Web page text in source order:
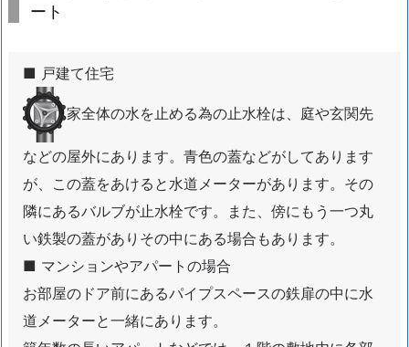
ン
ョ
ン
と
ア
パ
ー
5.
4.
ート
■ 戸建て住宅
家全体の水を止める為の止水栓は、庭や玄関先
などの屋外にあります。青色の蓋などがしてあります
が、この蓋をあけると水道メーターがあります。その
隣にあるバルブが止水栓です。また、傍にもう一つ丸
い鉄製の蓋がありその中にある場合もあります。
■ マンションやアパートの場合
お部屋のドア前にあるパイプスペースの鉄扉の中に水
道メーターと一緒にあります。